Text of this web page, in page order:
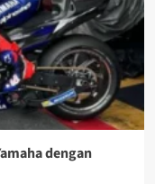
dengan